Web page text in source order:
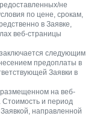
не
по цене, срокам,
в Заявке,
веб-страницы
следующим
предоплаты в
Заявки в
размещенном на веб-
Стоимость и период
направленной